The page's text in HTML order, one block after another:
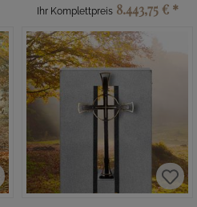
Ihr Komplettpreis 8.443,75 € *